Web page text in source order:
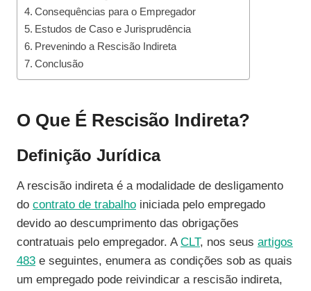
Consequências para o Empregador
Estudos de Caso e Jurisprudência
Prevenindo a Rescisão Indireta
Conclusão
O Que É Rescisão Indireta?
Definição Jurídica
A rescisão indireta é a modalidade de desligamento
do contrato de trabalho iniciada pelo empregado
devido ao descumprimento das obrigações
contratuais pelo empregador. ACLT, nos seus artigos
483 e seguintes, enumera as condições sob as quais
um empregado pode reivindicar a rescisão indireta,